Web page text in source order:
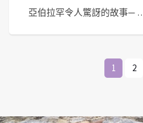
亞伯拉罕令人驚訝的故事—
1 2